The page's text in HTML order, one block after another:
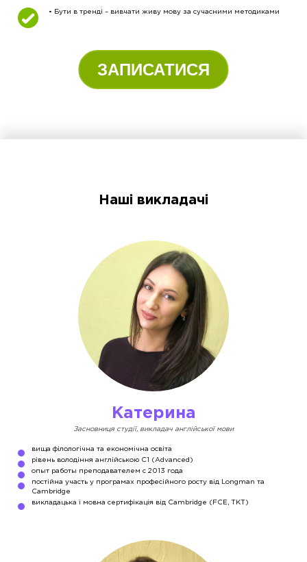
• Бути в тренді – вивчати живу мову за сучасними методиками
ЗАПИСАТИСЯ
Наші викладачі
Катерина
Засновниця студії, викладач англійської мови
вища філологічна та економічна освіта
рівень володіння англійською С1 (Advanced)
опыт работы преподавателем с 2013 года
постійна участь у програмах професійного росту від Longman та
Cambridge
викладацька і мовна сертифікація від Cambridge (FCE, TKT)